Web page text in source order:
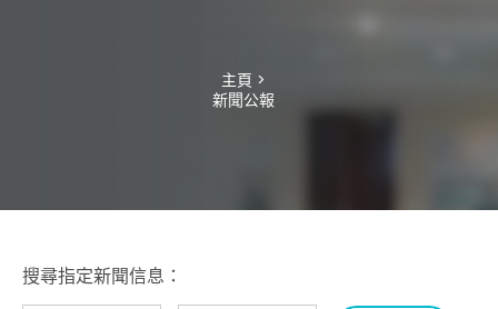
主頁 >
新聞公報
搜尋指定新聞信息：